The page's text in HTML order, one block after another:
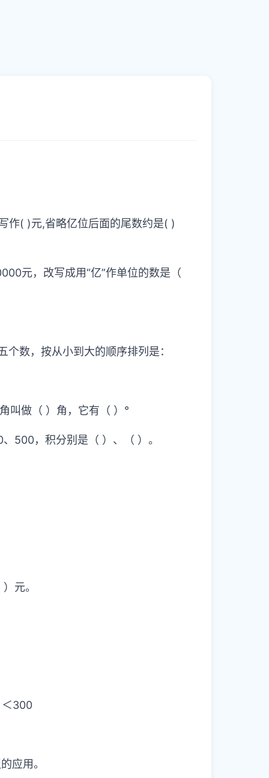
作( )元,省略亿位后面的尾数约是( )
元，改写成用“亿”作单位的数是（
数，按从小到大的顺序排列是：
叫做（ ）角，它有（ ）°
500，积分别是（ ）、（ ）。
元。
300
应用。